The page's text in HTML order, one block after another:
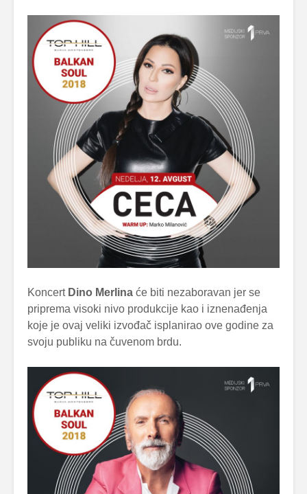
Koncert Dino Merlina će biti nezaboravan jer se
priprema visoki nivo produkcije kao i iznenađenja
koje je ovaj veliki izvođač isplanirao ove godine za
svoju publiku na čuvenom brdu.